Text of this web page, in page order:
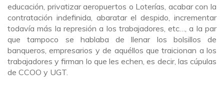
educación, privatizar aeropuertos o Loterías, acabar con la
contratación indefinida, abaratar el despido, incrementar
todavía más la represión a los trabajadores, etc…, a la par
que tampoco se hablaba de llenar los bolsillos de
banqueros, empresarios y de aquéllos que traicionan a los
trabajadores y firman lo que les echen, es decir, las cúpulas
de CCOO y UGT.